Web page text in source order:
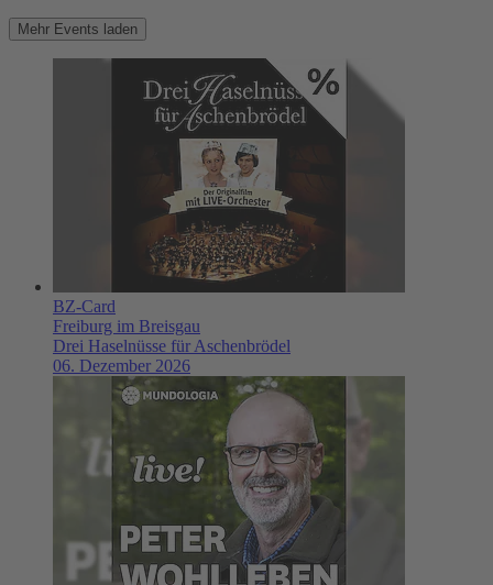
Mehr Events laden
BZ-Card
Freiburg im Breisgau
Drei Haselnüsse für Aschenbrödel
06. Dezember 2026